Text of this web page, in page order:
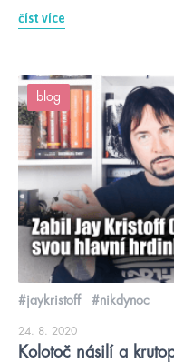
číst více
blog
#jaykristoff #nikdynoc
24. 8. 2020
Kolotoč násilí a